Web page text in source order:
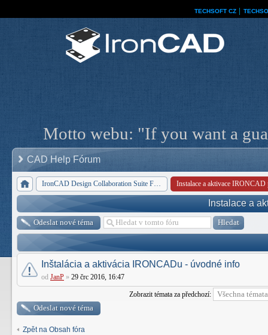
TECHSOFT CZ
Motto webu: "If you want a
CAD Help Fórum
IronCAD Design Collaboration Suite Forum Instalace a aktivace IRONCAD
Instalace a
Odeslat nové téma
Inštalácia a aktivácia IRONCADu - úvodné info
od JanP » 29 črc 2016, 16:47
Zobrazit témata za předchozí:
Odeslat nové téma
Zpět na Obsah fóra